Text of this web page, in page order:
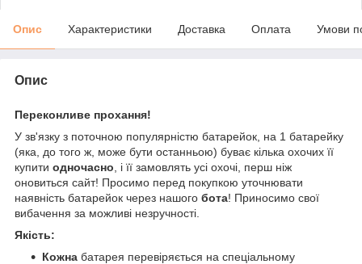
Опис Характеристики Доставка Оплата Умови
Опис
Переконливе прохання!
У зв'язку з поточною популярністю батарейок, на 1 батарейку
(яка, до того ж, може бути останньою) буває кілька охочих її
купити одночасно , і її замовлять усі охочі, перш ніж
оновиться сайт! Просимо перед покупкою уточнювати
наявність батарейок через нашого бота! Приносимо свої
вибачення за можливі незручності.
Якість:
Кожна батарея перевіряється на спеціальному